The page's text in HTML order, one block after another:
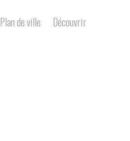
Plan de ville Découvrir